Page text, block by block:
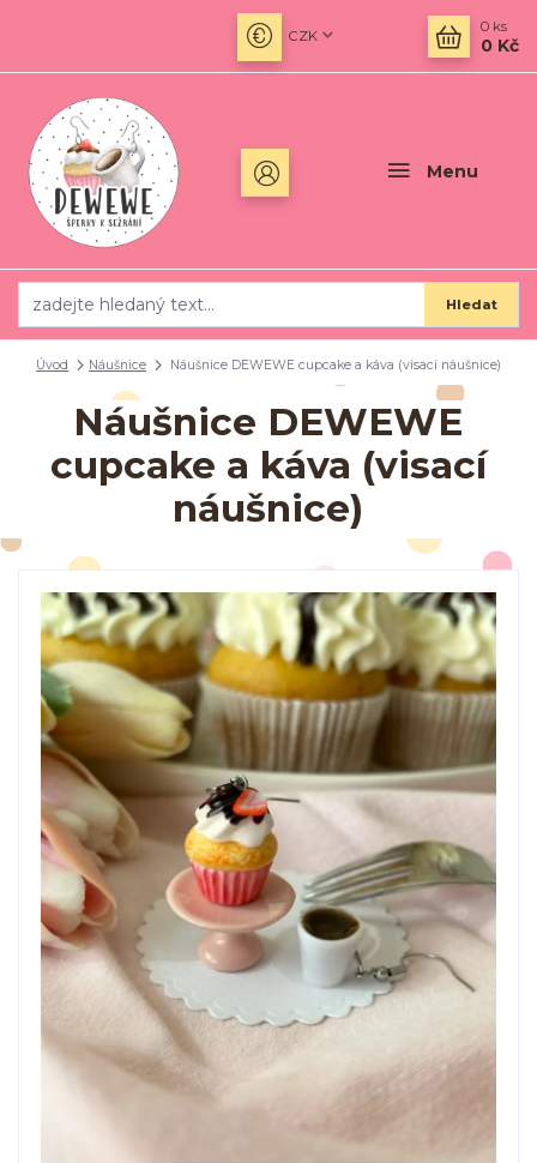
Menu
CZK
Hledat
0 ks
0 Kč
Úvod Náušnice Náušnice DEWEWE cupcake a káva (visací náušnice)
Náušnice DEWEWE
cupcake a káva (visací
náušnice)